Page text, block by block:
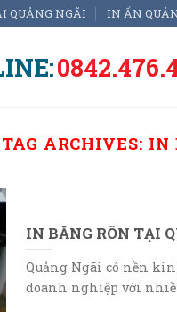
QUẢNG NGÃI IN ẤN
TAG ARCHIVES: IN
IN BĂNG RÔN TẠI
Quảng Ngãi có nền
doanh nghiệp với